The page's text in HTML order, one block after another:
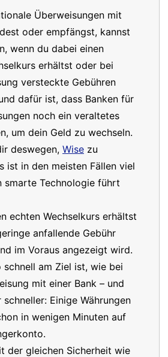
Überweisungen mit
oder empfängst, kannst
wenn du dabei einen
erhältst oder bei
versteckte Gebühren
dafür ist, dass Banken für
noch ein veraltetes
um dein Geld zu wechseln.
deswegen, Wise zu
ist in den meisten Fällen viel
smarte Technologie führt
echten Wechselkurs erhältst
anfallende Gebühr
im Voraus angezeigt wird.
schnell am Ziel ist, wie bei
mit einer Bank – und
Einige Währungen
in wenigen Minuten auf
der gleichen Sicherheit wie